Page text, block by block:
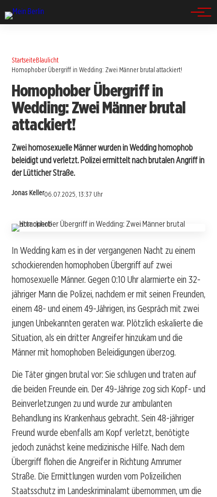
StartseiteBlaulicht
Homophober Übergriff in Wedding: Zwei Männer brutal attackiert!
Homophober Übergriff in
Wedding: Zwei Männer brutal
attackiert!
Zwei homosexuelle Männer wurden in Wedding homophob
beleidigt und verletzt. Polizei ermittelt nach brutalen Angriff in
der Lütticher Straße.
Jonas Keller06.07.2025, 13:37 Uhr
In Wedding kam es in der vergangenen Nacht zu einem
schockierenden homophoben Übergriff auf zwei
homosexuelle Männer. Gegen 0:10 Uhr alarmierte ein 32-
jähriger Mann die Polizei, nachdem er mit seinen Freunden,
einem 48- und einem 49-Jährigen, ins Gespräch mit zwei
jungen Unbekannten geraten war. Plötzlich eskalierte die
Situation, als ein dritter Angreifer hinzukam und die
Männer mit homophoben Beleidigungen überzog.
Die Täter gingen brutal vor: Sie schlugen und traten auf
die beiden Freunde ein. Der 49-Jährige zog sich Kopf- und
Beinverletzungen zu und wurde zur ambulanten
Behandlung ins Krankenhaus gebracht. Sein 48-jähriger
Freund wurde ebenfalls am Kopf verletzt, benötigte
jedoch zunächst keine medizinische Hilfe. Nach dem
Übergriff flohen die Angreifer in Richtung Amrumer
Straße. Die Ermittlungen wurden vom Polizeilichen
Staatsschutz im Landeskriminalamt übernommen, um die